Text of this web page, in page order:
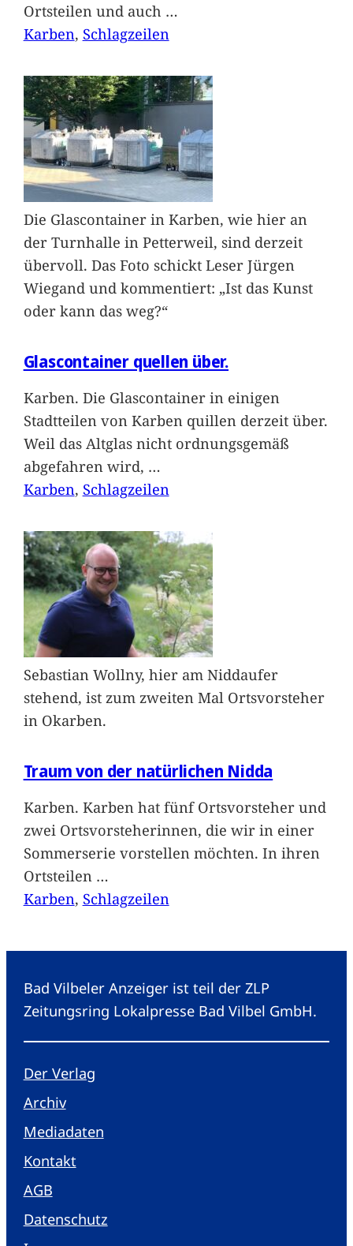
Ortsteilen und auch …
Karben, Schlagzeilen
Die Glascontainer in Karben, wie hier an
der Turnhalle in Petterweil, sind derzeit
übervoll. Das Foto schickt Leser Jürgen
Wiegand und kommentiert: „Ist das Kunst
oder kann das weg?“
Glascontainer quellen über.
Karben. Die Glascontainer in einigen
Stadtteilen von Karben quillen derzeit über.
Weil das Altglas nicht ordnungsgemäß
abgefahren wird, …
Karben, Schlagzeilen
Sebastian Wollny, hier am Niddaufer
stehend, ist zum zweiten Mal Ortsvorsteher
in Okarben.
Traum von der natürlichen Nidda
Karben. Karben hat fünf Ortsvorsteher und
zwei Ortsvorsteherinnen, die wir in einer
Sommerserie vorstellen möchten. In ihren
Ortsteilen …
Karben, Schlagzeilen
Bad Vilbeler Anzeiger ist teil der ZLP
Zeitungsring Lokalpresse Bad Vilbel GmbH.
Der Verlag
Archiv
Mediadaten
Kontakt
AGB
Datenschutz